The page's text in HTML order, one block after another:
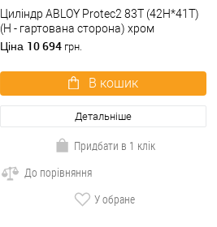
Циліндр ABLOY Protec2 83T (42H*41T)
(H - гартована сторона) хром
полірований
Ціна 10 694 грн.
В кошик
Детальніше
Придбати в 1 клік
До порівняння
У обране